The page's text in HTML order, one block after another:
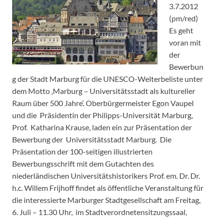
3.7.2012
(pm/red)
Es geht
voran mit
der
Bewerbun
g der Stadt Marburg für die UNESCO-Welterbeliste unter
dem Motto ‚Marburg – Universitätsstadt als kultureller
Raum über 500 Jahre‘. Oberbürgermeister Egon Vaupel
und die Präsidentin der Philipps-Universität Marburg,
Prof. Katharina Krause, laden ein zur Präsentation der
Bewerbung der Universitätsstadt Marburg. Die
Präsentation der 100-seitigen illustrierten
Bewerbungsschrift mit dem Gutachten des
niederländischen Universitätshistorikers Prof. em. Dr. Dr.
h.c. Willem Frijhoff findet als öffentliche Veranstaltung für
die interessierte Marburger Stadtgesellschaft am Freitag,
6. Juli – 11.30 Uhr, im Stadtverordnetensitzungssaal,